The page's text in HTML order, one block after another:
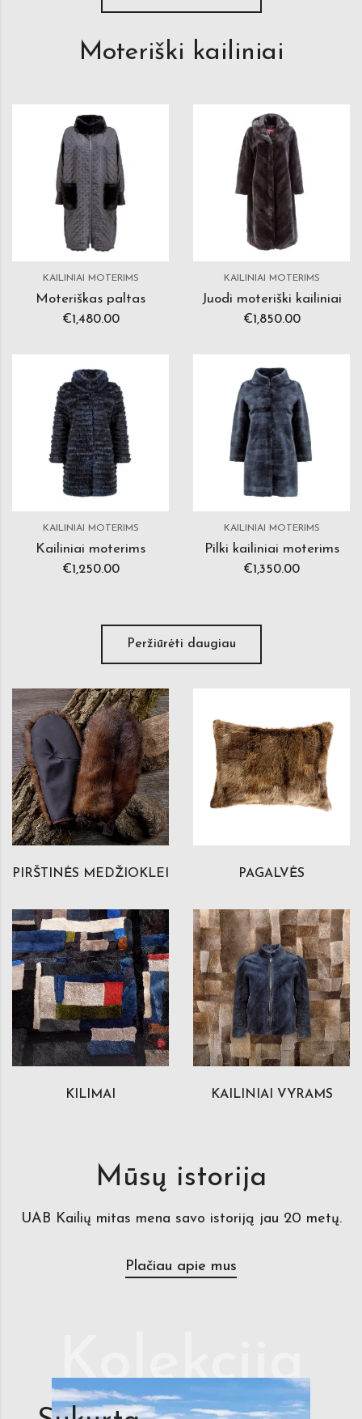
Moteriški kailiniai
KAILINIAI MOTERIMS
Moteriškas paltas
€1,480.00
KAILINIAI MOTERIMS
Juodi moteriški kailiniai
€1,850.00
KAILINIAI MOTERIMS
Kailiniai moterims
€1,250.00
KAILINIAI MOTERIMS
Pilki kailiniai moterims
€1,350.00
Peržiūrėti daugiau
PIRŠTINĖS MEDŽIOKLEI PAGALVĖS
KILIMAI KAILINIAI VYRAMS
Mūsų istorija
UAB Kailių mitas mena savo istoriją jau 20 metų.
Plačiau apie mus
Kolekcija